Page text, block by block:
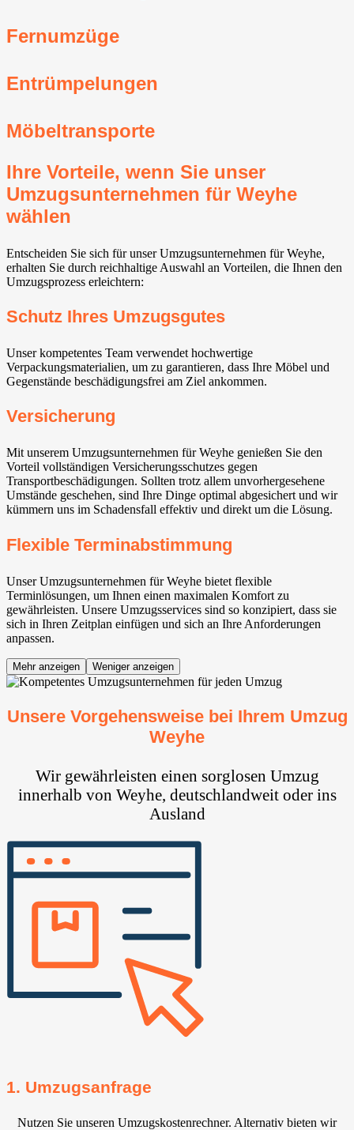
Fernumzüge
Entrümpelungen
Möbeltransporte
Ihre Vorteile, wenn Sie unser
Umzugsunternehmen für Weyhe⁠
wählen
Entscheiden Sie sich für unser Umzugsunternehmen für Weyhe⁠,
erhalten Sie durch reichhaltige Auswahl an Vorteilen, die Ihnen den
Umzugsprozess erleichtern:
Schutz Ihres Umzugsgutes
Unser kompetentes Team verwendet hochwertige
Verpackungsmaterialien, um zu garantieren, dass Ihre Möbel und
Gegenstände beschädigungsfrei am Ziel ankommen.
Versicherung
Mit unserem Umzugsunternehmen für Weyhe⁠ genießen Sie den
Vorteil vollständigen Versicherungsschutzes gegen
Transportbeschädigungen. Sollten trotz allem unvorhergesehene
Umstände geschehen, sind Ihre Dinge optimal abgesichert und wir
kümmern uns im Schadensfall effektiv und direkt um die Lösung.
Flexible Terminabstimmung
Unser Umzugsunternehmen für Weyhe⁠ bietet flexible
Terminlösungen, um Ihnen einen maximalen Komfort zu
gewährleisten. Unsere Umzugsservices sind so konzipiert, dass sie
sich in Ihren Zeitplan einfügen und sich an Ihre Anforderungen
anpassen.
Mehr anzeigen Weniger anzeigen
Unsere Vorgehensweise bei Ihrem Umzug
Weyhe⁠
Wir gewährleisten einen sorglosen Umzug
innerhalb von Weyhe⁠, deutschlandweit oder ins
Ausland
1. Umzugsanfrage
Nutzen Sie unseren Umzugskostenrechner. Alternativ bieten wir